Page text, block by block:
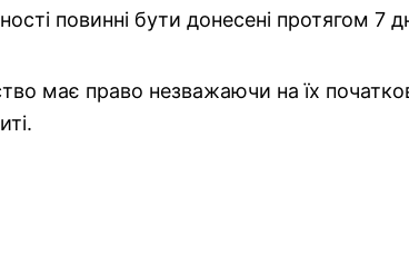
повинні бути донесені протягом 7
має право незважаючи на їх